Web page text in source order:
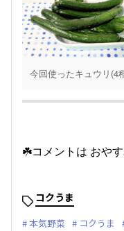
今回使ったキュウリ(4
☘️コメントは おや
コクうま
本気野菜 コクうま